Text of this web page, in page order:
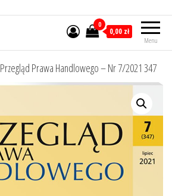
Menu
0
0,00 zł
Przegląd Prawa Handlowego – Nr 7/2021 347